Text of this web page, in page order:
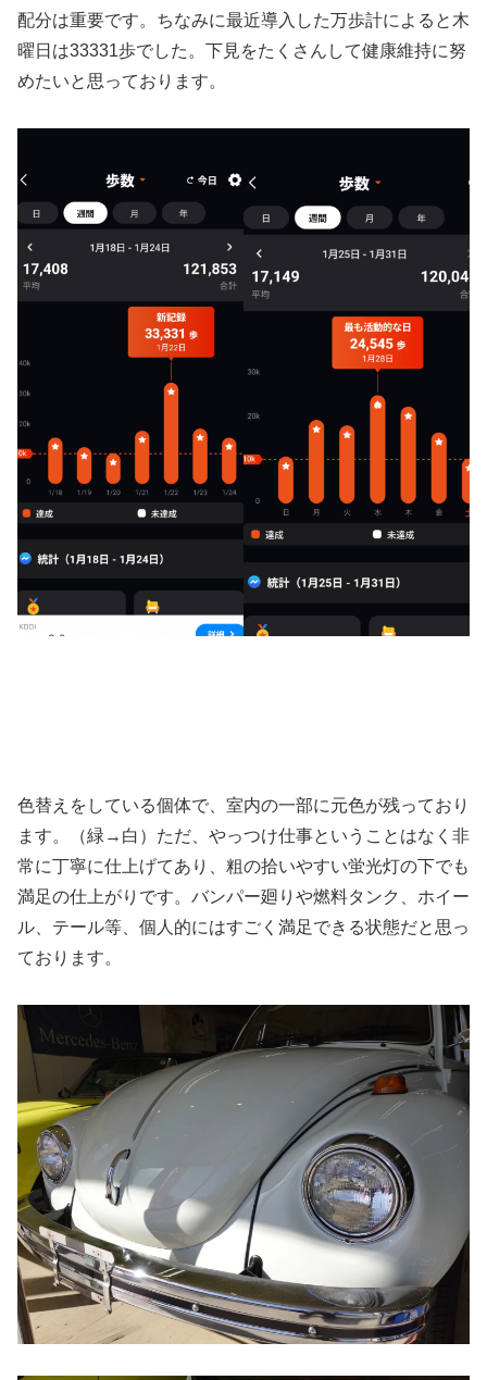
配分は重要です。ちなみに最近導入した万歩計によると木
曜日は33331歩でした。下見をたくさんして健康維持に努
めたいと思っております。
色替えをしている個体で、室内の一部に元色が残っており
ます。（緑→白）ただ、やっつけ仕事ということはなく非
常に丁寧に仕上げてあり、粗の拾いやすい蛍光灯の下でも
満足の仕上がりです。バンパー廻りや燃料タンク、ホイー
ル、テール等、個人的にはすごく満足できる状態だと思っ
ております。